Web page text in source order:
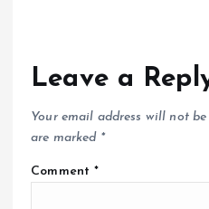
Leave a
Your email address will not
are marked *
Comment*